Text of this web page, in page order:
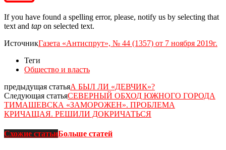
If you have found a spelling error, please, notify us by selecting that
text and tap on selected text.
ИсточникГазета «Антиспрут», № 44 (1357) от 7 ноября 2019г.
Теги
Общество и власть
предыдущая статьяА БЫЛ ЛИ «ДЕВЧИК»?
Следующая статьяСЕВЕРНЫЙ ОБХОД ЮЖНОГО ГОРОДА
ТИМАШЕВСКА «ЗАМОРОЖЕН». ПРОБЛЕМА
КРИЧАЩАЯ. РЕШИЛИ ДОКРИЧАТЬСЯ
Схожие статьиБольше статей